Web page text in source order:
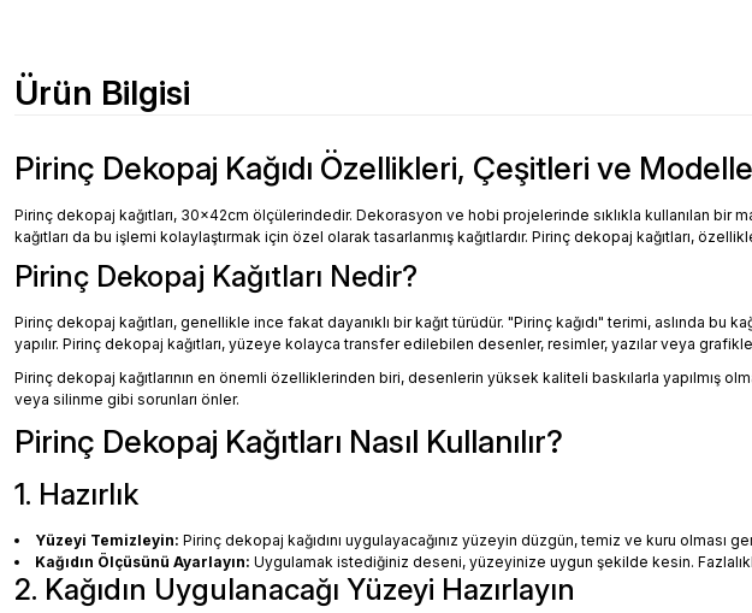
Ürün Bilgisi
Pirinç Dekopaj Kağıdı Özellikleri, Çeşitleri ve
Pirinç dekopaj kağıtları, 30x42cm ölçülerindedir. Dekorasyon ve hobi projelerinde sıklıkla kullanılan bir
kağıtları da bu işlemi kolaylaştırmak için özel olarak tasarlanmış kağıtlardır. Pirinç dekopaj kağıtları,
Pirinç Dekopaj Kağıtları Nedir?
Pirinç dekopaj kağıtları, genellikle ince fakat dayanıklı bir kağıt türüdür. "Pirinç kağıdı" terimi, aslında bu
yapılır. Pirinç dekopaj kağıtları, yüzeye kolayca transfer edilebilen desenler, resimler, yazılar veya
Pirinç dekopaj kağıtlarının en önemli özelliklerinden biri, desenlerin yüksek kaliteli baskılarla yapılmış
veya silinme gibi sorunları önler.
Pirinç Dekopaj Kağıtları Nasıl Kullanılır?
1. Hazırlık
Yüzeyi Temizleyin: Pirinç dekopaj kağıdını uygulayacağınız yüzeyin düzgün, temiz ve kuru
Kağıdın Ölçüsünü Ayarlayın: Uygulamak istediğiniz deseni, yüzeyinize uygun şekilde kesin.
2. Kağıdın Uygulanacağı Yüzeyi Hazırlayın